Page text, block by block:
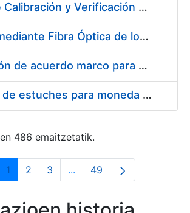
Servicio de Calibración y Verificación Externa de los Equipos de Medición del Servicio de Prevención de la FNMT-RCM
Conexión mediante Fibra Óptica de los Centros de Proceso de Datos (CPDs) de las sedes de la FNMT-RCM de Burgos y Madrid
Contratación de acuerdo marco para el Suministro de Material de Electricidad para la Fábrica Nacional de Moneda y Timbre-Real Casa de la Moneda en su centro de trabajo de Burgos
Suministro de estuches para moneda de 30 €
486 emaitzetatik.
Orrialdea
1 Orrialdea
2 Orrialdea
3 ...Intermediate Pages Use
Orrialdea
49